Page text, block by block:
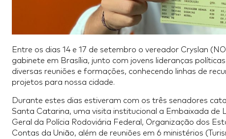
Entre os dias 14 e 17 de setembro o vereador Cryslan
gabinete em Brasília, junto com jovens lideranças
diversas reuniões e formações, conhecendo linhas de
projetos para nossa cidade.
Durante estes dias estiveram com os três senadores
Santa Catarina, uma visita institucional a Embaixada de
Geral da Polícia Rodoviária Federal, Organização dos
Contas da União, além de reuniões em 6 ministérios